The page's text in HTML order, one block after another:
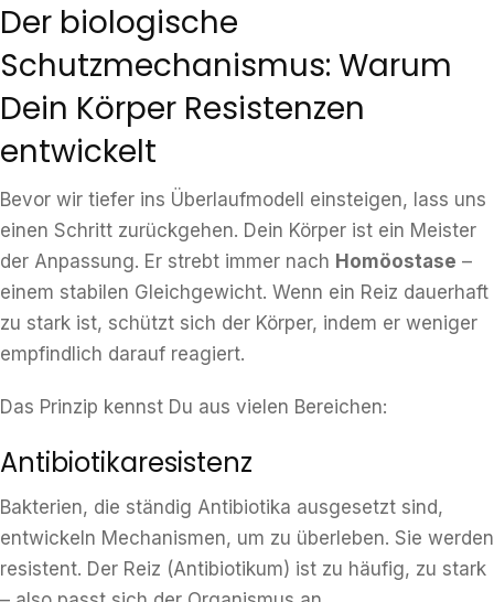
Der biologische
Schutzmechanismus: Warum
Dein Körper Resistenzen
entwickelt
Bevor wir tiefer ins Überlaufmodell einsteigen, lass uns
einen Schritt zurückgehen. Dein Körper ist ein Meister
der Anpassung. Er strebt immer nach Homöostase –
einem stabilen Gleichgewicht. Wenn ein Reiz dauerhaft
zu stark ist, schützt sich der Körper, indem er weniger
empfindlich darauf reagiert.
Das Prinzip kennst Du aus vielen Bereichen:
Antibiotikaresistenz
Bakterien, die ständig Antibiotika ausgesetzt sind,
entwickeln Mechanismen, um zu überleben. Sie werden
resistent. Der Reiz (Antibiotikum) ist zu häufig, zu stark